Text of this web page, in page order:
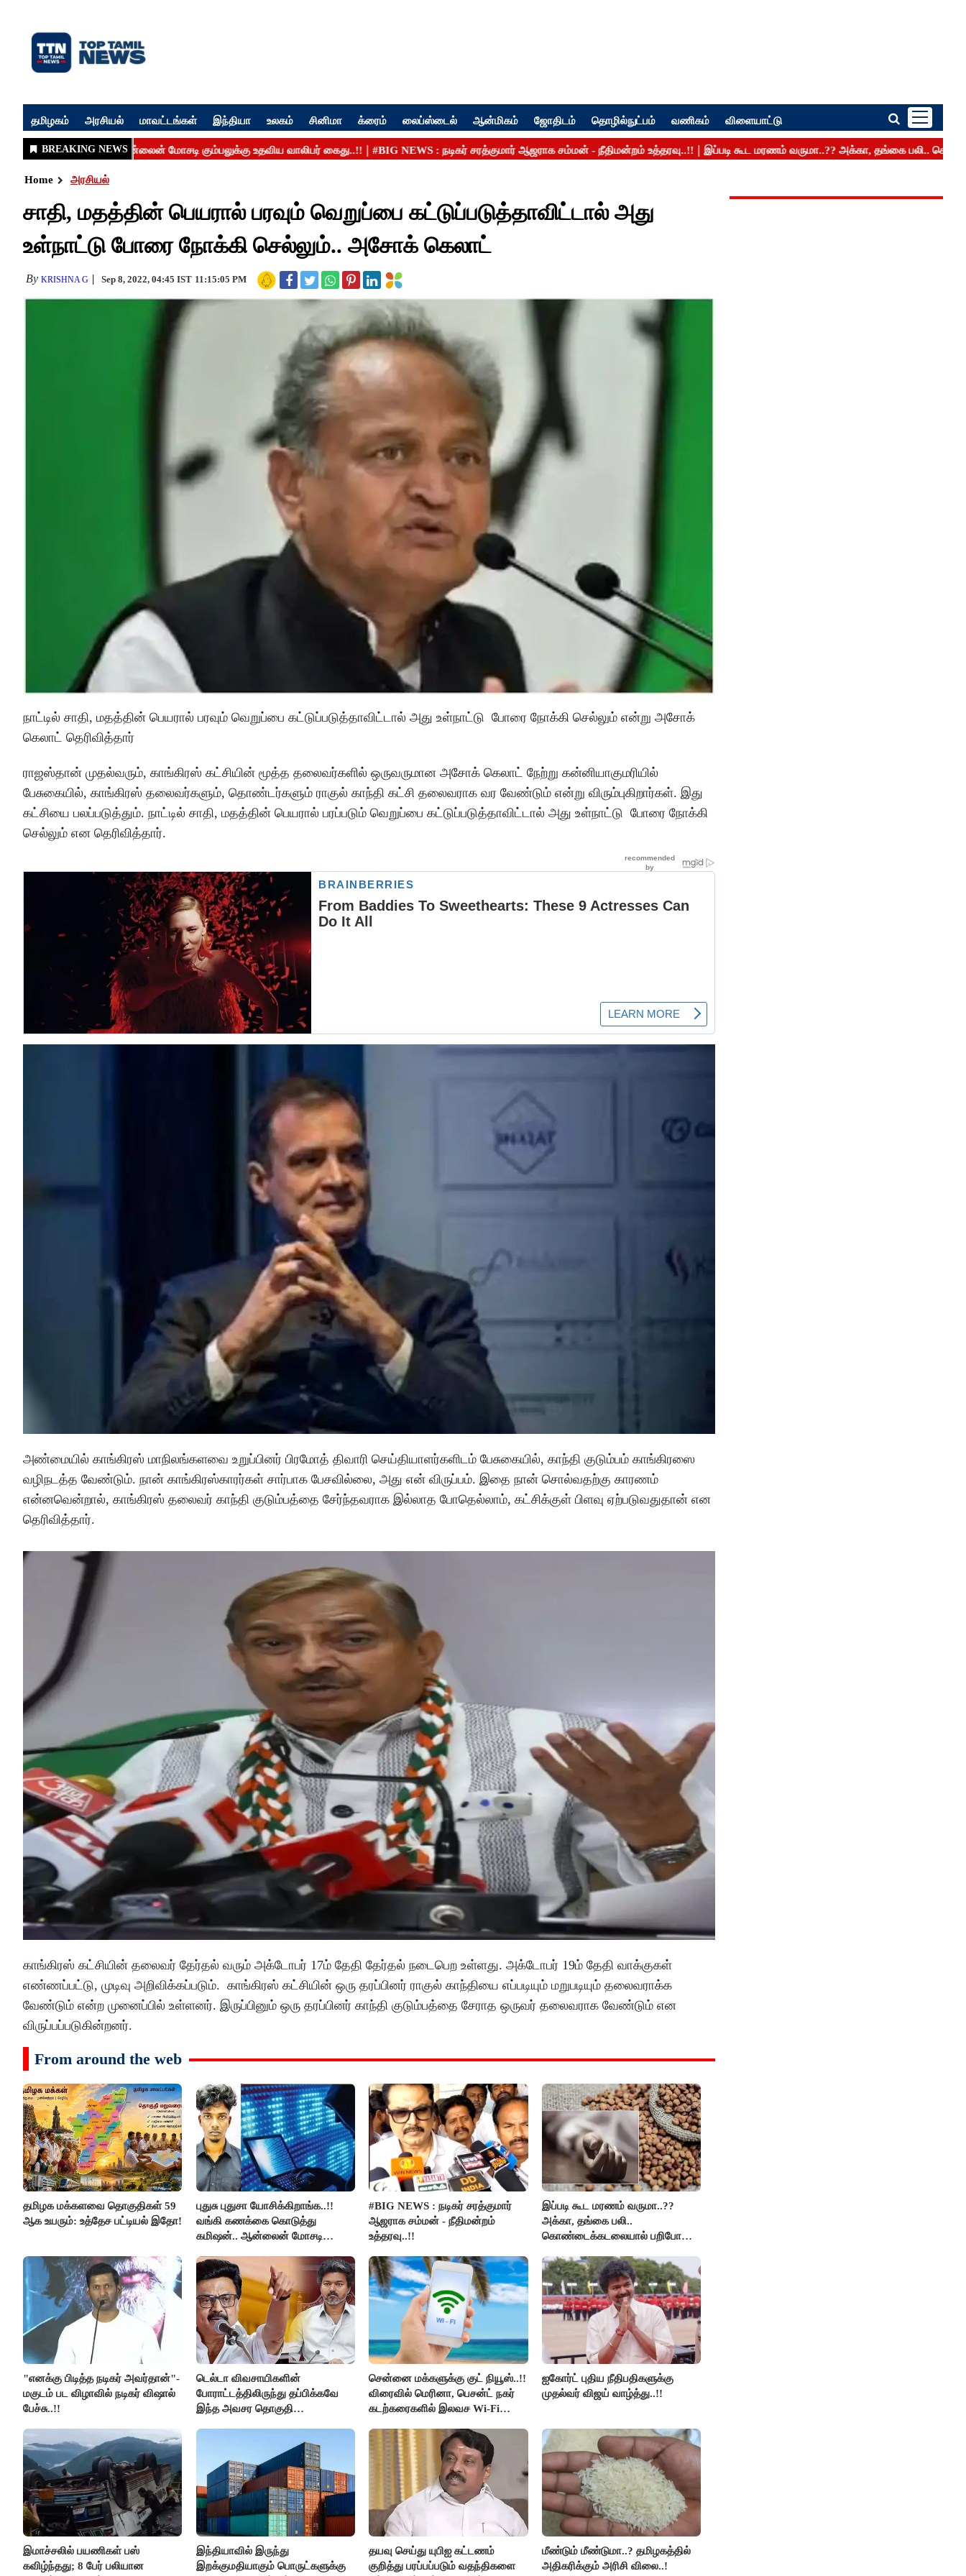
தமிழகம் அரசியல் மாவட்டங்கள் இந்தியா உலகம் சினிமா க்ரைம் லைப்ஸ்டைல் ஆன்மிகம் ஜோதிடம் தொழில்நுட்பம் வணிகம் விளையாட்டு
Home அரசியல்
சாதி, மதத்தின் பெயரால் பரவும் வெறுப்பை கட்டுப்படுத்தாவிட்டால் அது
உள்நாட்டு போரை நோக்கி செல்லும்.. அசோக் கெலாட்
By KRISHNA G Sep 8, 2022, 04:45 IST 11:15:05 PM
நாட்டில் சாதி, மதத்தின் பெயரால் பரவும் வெறுப்பை கட்டுப்படுத்தாவிட்டால் அது உள்நாட்டு போரை நோக்கி செல்லும் என்று அசோக்
கெலாட் தெரிவித்தார்
ராஜஸ்தான் முதல்வரும், காங்கிரஸ் கட்சியின் மூத்த தலைவர்களில் ஒருவருமான அசோக் கெலாட் நேற்று கன்னியாகுமரியில்
பேசுகையில், காங்கிரஸ் தலைவர்களும், தொண்டர்களும் ராகுல் காந்தி கட்சி தலைவராக வர வேண்டும் என்று விரும்புகிறார்கள். இது
கட்சியை பலப்படுத்தும். நாட்டில் சாதி, மதத்தின் பெயரால் பரப்படும் வெறுப்பை கட்டுப்படுத்தாவிட்டால் அது உள்நாட்டு போரை நோக்கி
செல்லும் என தெரிவித்தார்.
அண்மையில் காங்கிரஸ் மாநிலங்களவை உறுப்பினர் பிரமோத் திவாரி செய்தியாளர்களிடம் பேசுகையில், காந்தி குடும்பம் காங்கிரஸை
வழிநடத்த வேண்டும். நான் காங்கிரஸ்காரர்கள் சார்பாக பேசவில்லை, அது என் விருப்பம். இதை நான் சொல்வதற்கு காரணம்
என்னவென்றால், காங்கிரஸ் தலைவர் காந்தி குடும்பத்தை சேர்ந்தவராக இல்லாத போதெல்லாம், கட்சிக்குள் பிளவு ஏற்படுவதுதான் என
தெரிவித்தார்.
காங்கிரஸ் கட்சியின் தலைவர் தேர்தல் வரும் அக்டோபர் 17ம் தேதி தேர்தல் நடைபெற உள்ளது. அக்டோபர் 19ம் தேதி வாக்குகள்
எண்ணப்பட்டு, முடிவு அறிவிக்கப்படும். காங்கிரஸ் கட்சியின் ஒரு தரப்பினர் ராகுல் காந்தியை எப்படியும் மறுபடியும் தலைவராக்க
வேண்டும் என்ற முனைப்பில் உள்ளனர். இருப்பினும் ஒரு தரப்பினர் காந்தி குடும்பத்தை சேராத ஒருவர் தலைவராக வேண்டும் என
விருப்பப்படுகின்றனர்.
From around the web
தமிழக மக்களவை தொகுதிகள் 59
ஆக உயரும்: உத்தேச பட்டியல் இதோ!
புதுசு புதுசா யோசிக்கிறாங்க..!!
வங்கி கணக்கை கொடுத்து
கமிஷன்.. ஆன்லைன் மோசடி
கைது..!!
#BIG NEWS : நடிகர் சரத்குமார்
ஆஜராக சம்மன் - நீதிமன்றம்
உத்தரவு..!!
இப்படி கூட மரணம் வருமா..??
அக்கா, தங்கை பலி..
கொண்டைக்கடலையால் பறிபோன
"எனக்கு பிடித்த நடிகர் அவர்தான்"-
மகுடம் பட விழாவில் நடிகர் விஷால்
பேச்சு..!!
டெல்டா விவசாயிகளின்
போராட்டத்திலிருந்து தப்பிக்கவே
இந்த அவசர தொகுதி
சென்னை மக்களுக்கு குட் நியூஸ்..!!
விரைவில் மெரினா, பெசன்ட் நகர்
கடற்கரைகளில் இலவச Wi-Fi
ஐகோர்ட் புதிய நீதிபதிகளுக்கு
முதல்வர் விஜய் வாழ்த்து..!!
இமாச்சலில் பயணிகள் பஸ்
கவிழ்ந்தது; 8 பேர் பலியான
இந்தியாவில் இருந்து
இறக்குமதியாகும் பொருட்களுக்கு
தயவு செய்து யுபிஐ கட்டணம்
குறித்து பரப்பப்படும் வதந்திகளை
மீண்டும் மீண்டுமா..? தமிழகத்தில்
அதிகரிக்கும் அரிசி விலை..!